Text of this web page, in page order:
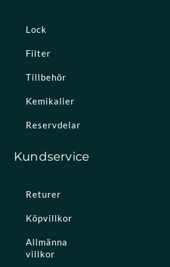
Lock
Filter
Tillbehör
Kemikalier
Reservdelar
Kundservice
Returer
Köpvillkor
Allmänna
villkor